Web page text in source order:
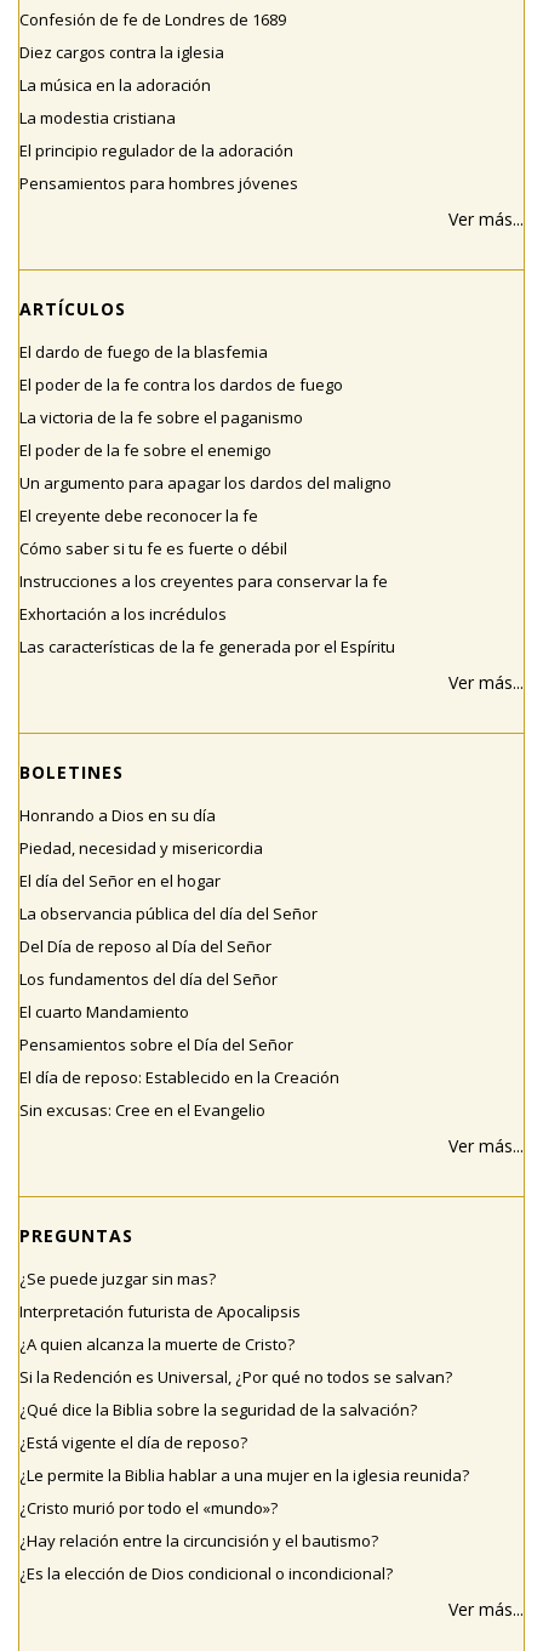
Confesión de fe de Londres de 1689
Diez cargos contra la iglesia
La música en la adoración
La modestia cristiana
El principio regulador de la adoración
Pensamientos para hombres jóvenes
Ver más...
ARTÍCULOS
El dardo de fuego de la blasfemia
El poder de la fe contra los dardos de fuego
La victoria de la fe sobre el paganismo
El poder de la fe sobre el enemigo
Un argumento para apagar los dardos del maligno
El creyente debe reconocer la fe
Cómo saber si tu fe es fuerte o débil
Instrucciones a los creyentes para conservar la fe
Exhortación a los incrédulos
Las características de la fe generada por el Espíritu
Ver más...
BOLETINES
Honrando a Dios en su día
Piedad, necesidad y misericordia
El día del Señor en el hogar
La observancia pública del día del Señor
Del Día de reposo al Día del Señor
Los fundamentos del día del Señor
El cuarto Mandamiento
Pensamientos sobre el Día del Señor
El día de reposo: Establecido en la Creación
Sin excusas: Cree en el Evangelio
Ver más...
PREGUNTAS
¿Se puede juzgar sin mas?
Interpretación futurista de Apocalipsis
¿A quien alcanza la muerte de Cristo?
Si la Redención es Universal, ¿Por qué no todos se salvan?
¿Qué dice la Biblia sobre la seguridad de la salvación?
¿Está vigente el día de reposo?
¿Le permite la Biblia hablar a una mujer en la iglesia reunida?
¿Cristo murió por todo el «mundo»?
¿Hay relación entre la circuncisión y el bautismo?
¿Es la elección de Dios condicional o incondicional?
Ver más...